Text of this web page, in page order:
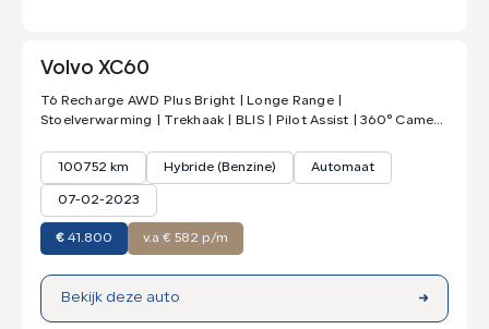
Volvo XC60
T6 Recharge AWD Plus Bright | Longe Range |
Stoelverwarming | Trekhaak | BLIS | Pilot Assist | 360° Camera
100752 km Hybride (Benzine) Automaat
07-02-2023
€ 41.800 v.a € 582 p/m
Bekijk deze auto